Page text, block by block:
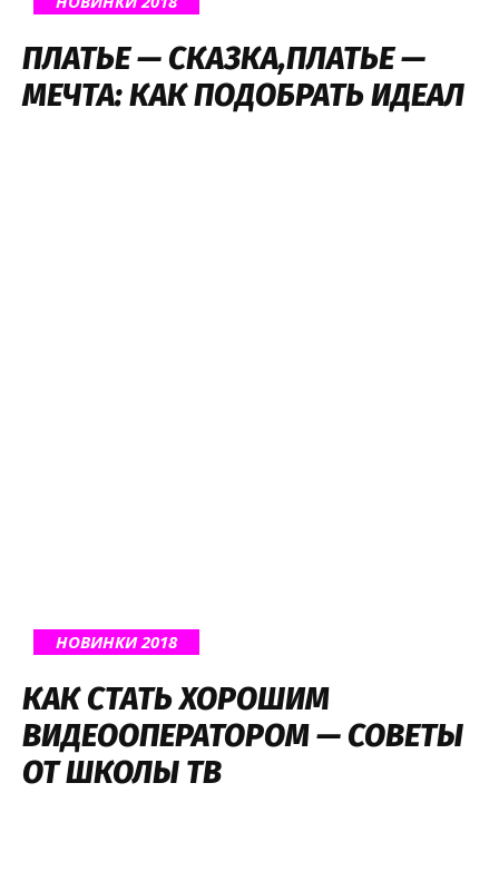
ПЛАТЬЕ — СКАЗКА,ПЛАТЬЕ —
МЕЧТА: КАК ПОДОБРАТЬ ИДЕАЛ
НОВИНКИ 2018
КАК СТАТЬ ХОРОШИМ
ВИДЕООПЕРАТОРОМ — СОВЕТЫ
ОТ ШКОЛЫ ТВ